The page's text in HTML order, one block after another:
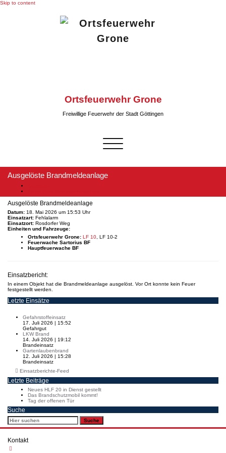
Skip to content
Ortsfeuerwehr Grone
Freiwillige Feuerwehr der Stadt Göttingen
Schalte
Navigation
Ausgelöste Brandmeldeanlage
Ausgelöste Brandmeldeanlage
Datum: 18. Mai 2026 um 15:53 Uhr
Einsatzart: Fehlalarm
Einsatzort: Rosdorfer Weg
Einheiten und Fahrzeuge:
Ortsfeuerwehr Grone: LF 10 , LF 10-2
Feuerwache Sartorius BF
Hauptfeuerwache BF
Einsatzbericht:
In einem Objekt hat die Brandmeldeanlage ausgelöst. Vor Ort konnte kein Feuer
festgestellt werden.
Letzte Einsätze
Gefahrstoffeinsatz
17. Juli 2026 | 15:52
Gefahrgut
LKW Brand
14. Juli 2026 | 19:12
Brandeinsatz
Gartenlaubenbrand
12. Juli 2026 | 15:28
Brandeinsatz
Einsatzberichte-Feed
Letzte Beiträge
Neues HLF 20 in Dienst gestellt
Das Brandschutzmobil kommt!
Tag der offenen Tür
Suche
Kontakt